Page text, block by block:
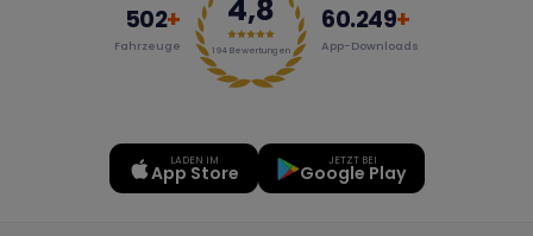
Marke
Mercedes BMW Audi
502+
Fahrzeuge
4,8
194Bewertungen
60.249+
App-Downloads
LADEN IM
App Store
JETZT BEI
Google Play